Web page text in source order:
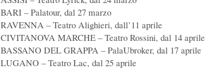
BARI – Palatour, dal 27 marzo
RAVENNA – Teatro Alighieri, dall’11 aprile
CIVITANOVA MARCHE – Teatro Rossini, dal 14 aprile
BASSANO DEL GRAPPA – PalaUbroker, dal 17 aprile
LUGANO – Teatro Lac, dal 25 aprile